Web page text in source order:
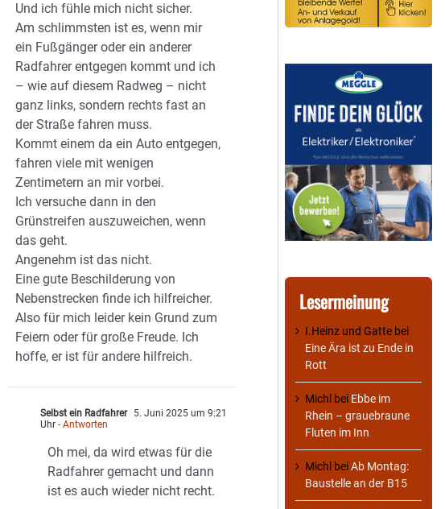
Und ich fühle mich nicht sicher.
Am schlimmsten ist es, wenn mir
ein Fußgänger oder ein anderer
Radfahrer entgegen kommt und ich
– wie auf diesem Radweg – nicht
ganz links, sondern rechts fast an
der Straße fahren muss.
Kommt einem da ein Auto entgegen,
fahren viele mit wenigen
Zentimetern an mir vorbei.
Ich versuche dann in den
Grünstreifen auszuweichen, wenn
das geht.
Angenehm ist das nicht.
Eine gute Beschilderung von
Nebenstrecken finde ich hilfreicher.
Also für mich leider kein Grund zum
Feiern oder für große Freude. Ich
hoffe, er ist für andere hilfreich.
Selbst ein Radfahrer
5. Juni 2025 um 9:21
Uhr - Antworten
Oh mei, da wird etwas für die
Radfahrer gemacht und dann
ist es auch wieder nicht recht.
Lesermeinung
I.Heinz und Gatte bei
Eine Ära ist zu Ende in
Rott
Michl bei Ebbe im
Rhein – grauebraune
Fluten im Inn
Michl beiAb Montag:
Baustelle an der B15